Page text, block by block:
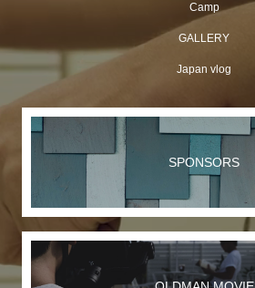
Camp
GALLERY
Japan vlog
SPONSORS